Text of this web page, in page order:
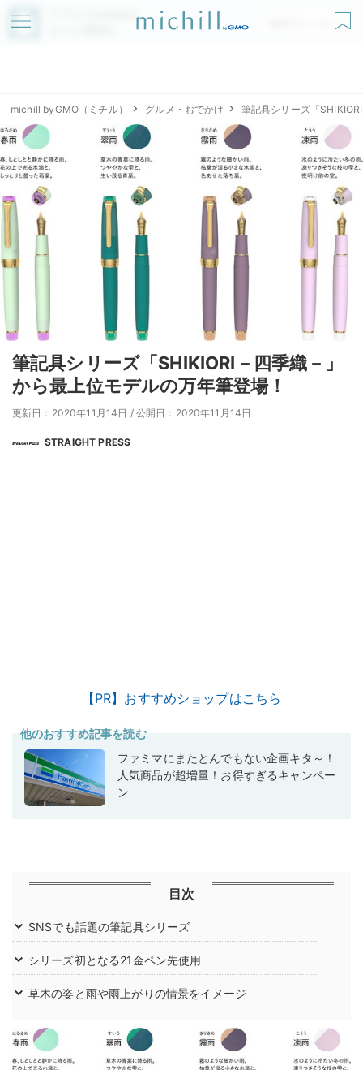
アプリでmichillが
無料ダウンロード
michill byGMO（ミチル） グルメ・おでかけ 筆記具シリーズ「
筆記具シリーズ「SHIKIORI－四季織－」
から最上位モデルの万年筆登場！
更新日：2020年11月14日 / 公開日：2020年11月14日
STRAIGHT PRESS
【PR】おすすめショップはこちら
他のおすすめ記事を読む
ファミマにまたとんでもない企画キタ～！
人気商品が超増量！お得すぎるキャンペー
ン
目次
SNSでも話題の筆記具シリーズ
シリーズ初となる21金ペン先使用
草木の姿と雨や雨上がりの情景をイメージ